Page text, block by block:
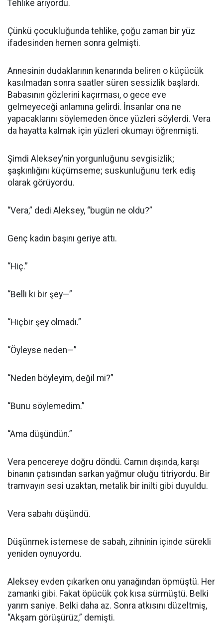
Tehlike arıyordu.
Çünkü çocukluğunda tehlike, çoğu zaman bir yüz
ifadesinden hemen sonra gelmişti.
Annesinin dudaklarının kenarında beliren o küçücük
kasılmadan sonra saatler süren sessizlik başlardı.
Babasının gözlerini kaçırması, o gece eve
gelmeyeceği anlamına gelirdi. İnsanlar ona ne
yapacaklarını söylemeden önce yüzleri söylerdi. Vera
da hayatta kalmak için yüzleri okumayı öğrenmişti.
Şimdi Aleksey’nin yorgunluğunu sevgisizlik;
şaşkınlığını küçümseme; suskunluğunu terk ediş
olarak görüyordu.
“Vera,” dedi Aleksey, “bugün ne oldu?”
Genç kadın başını geriye attı.
“Hiç.”
“Belli ki bir şey—”
“Hiçbir şey olmadı.”
“Öyleyse neden—”
“Neden böyleyim, değil mi?”
“Bunu söylemedim.”
“Ama düşündün.”
Vera pencereye doğru döndü. Camın dışında, karşı
binanın çatısından sarkan yağmur oluğu titriyordu. Bir
tramvayın sesi uzaktan, metalik bir inilti gibi duyuldu.
Vera sabahı düşündü.
Düşünmek istemese de sabah, zihninin içinde sürekli
yeniden oynuyordu.
Aleksey evden çıkarken onu yanağından öpmüştü. Her
zamanki gibi. Fakat öpücük çok kısa sürmüştü. Belki
yarım saniye. Belki daha az. Sonra atkısını düzeltmiş,
“Akşam görüşürüz,” demişti.